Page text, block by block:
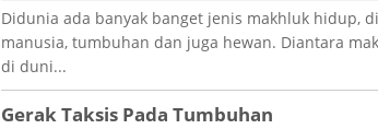
Didunia ada banyak banget jenis makhluk hidup,
manusia, tumbuhan dan juga hewan. Diantara
di duni...
Gerak Taksis Pada Tumbuhan